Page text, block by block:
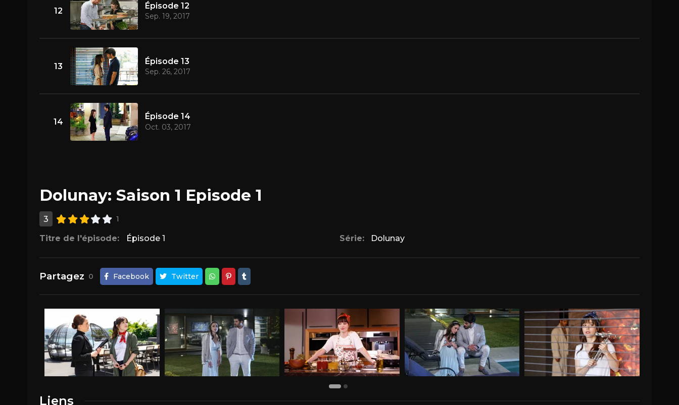
12
Épisode 12
Sep. 19, 2017
13
Épisode 13
Sep. 26, 2017
14
Épisode 14
Oct. 03, 2017
Dolunay: Saison 1 Episode 1
3 1
Titre de l'épisode: Épisode 1 Série: Dolunay
Partagez 0 Facebook Twitter
Liens